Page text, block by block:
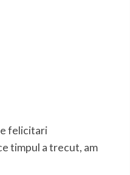
felicitari
timpul a trecut, am